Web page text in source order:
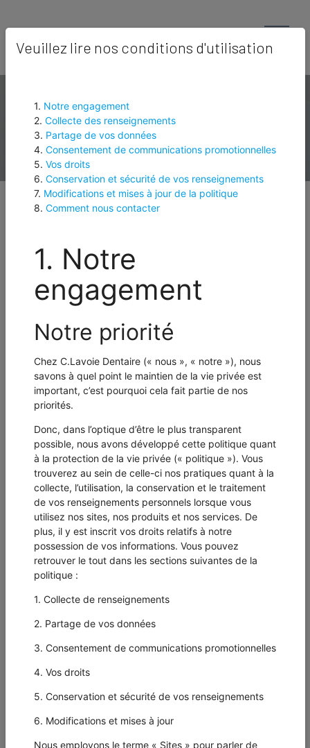
×
Création de profil
confidentiel
CHOISIR UN FICHIER...
Curriculum Vitae:
Appellation *
Veuillez lire nos conditions d'utilisation